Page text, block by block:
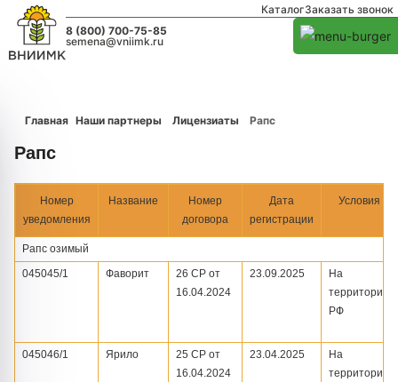
КаталогЗаказать звонок
8 (800) 700-75-85
semena@vniimk.ru
Главная Наши партнеры Лицензиаты Рапс
Рапс
Номер
уведомления
Название
Номер
договора
Дата
регистрации
Условия
Рапс озимый
045045/1
Фаворит
26 СР от
16.04.2024
23.09.2025
На
территории
РФ
045046/1 Ярило
25 СР от
16.04.2024
23.04.2025
На
территории